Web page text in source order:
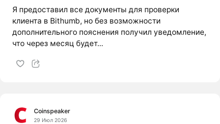
Я предоставил все документы для проверки
клиента в Bithumb, но без возможности
дополнительного пояснения получил уведомление,
что через месяц будет...
Coinspeaker
29 Июл 2026